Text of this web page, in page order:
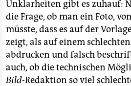
Unklarheiten gibt es zuhauf:
die Frage, ob man ein Foto,
müsste, dass es auf der
zeigt, als auf einem
abdrucken und falsch
auch, ob die technischen
Bild-Redaktion so viel